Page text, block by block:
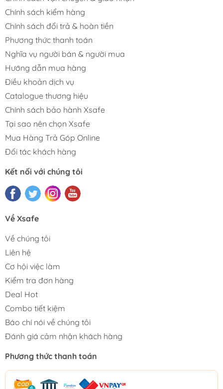
Chính sách kiểm hàng
Chính sách đổi trả & hoàn tiền
Phương thức thanh toán
Nghĩa vụ người bán & người mua
Hướng dẫn mua hàng
Điều khoản dịch vụ
Catalogue thương hiệu
Chính sách bảo hành Xsafe
Tại sao nên chọn Xsafe
Mua Hàng Trả Góp Online
Đối tác khách hàng
Kết nối với chúng tôi
Về Xsafe
Về chúng tôi
Liên hệ
Cơ hội việc làm
Kiểm tra đơn hàng
Deal Hot
Combo tiết kiệm
Báo chí nói về chúng tôi
Đánh giá cảm nhận khách hàng
Phương thức thanh toán